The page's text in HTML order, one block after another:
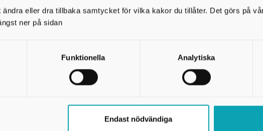
ändra eller dra tillbaka samtycket för vilka kakor du tillåter. Det görs på
ner på sidan
Funktionella Analytiska
Endast nödvändiga
Används för att tillhandahålla en chattbox där
socialtjänsten kan ta emot frågor och ärenden.
Används för att tillhandahålla en chattbox där
socialtjänsten kan ta emot frågor och ärenden.